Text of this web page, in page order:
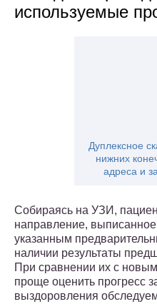
используемые
Дуплексное
нижних
адреса и
Собираясь на УЗИ,
направление,
указанным
наличии результаты
При сравнении их с
проще оценить прогресс
выздоровления